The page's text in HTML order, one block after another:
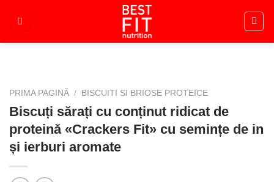
PRIMA PAGINĂ / BISCUITI SI BRIOSE PROTEICE
Biscuți sărați cu conținut ridicat de
proteină «Crackers Fit» cu semințe de in
și ierburi aromate